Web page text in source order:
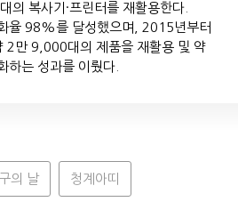
의 복사기·프린터를 재활용한다.
율 98%를 달성했으며, 2015년부터
2만 9,000대의 제품을 재활용 및 약
하는 성과를 이뤘다.
의 날 청계아띠